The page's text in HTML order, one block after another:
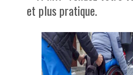
et plus pratique.